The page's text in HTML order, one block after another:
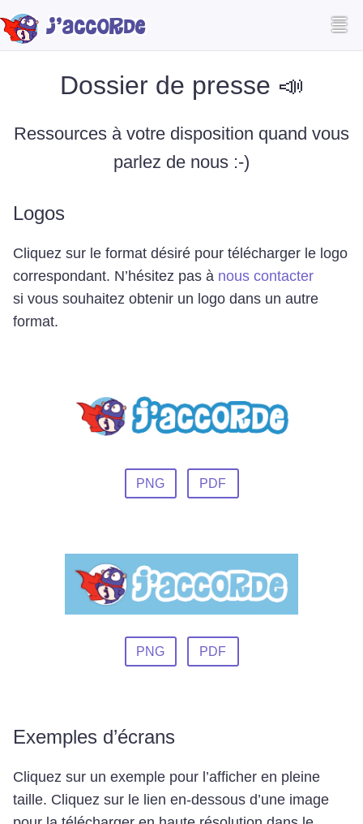
☰
J’accorde
Dossier de presse 📣
Ressources à votre disposition quand vous
parlez de nous :-)
Logos
Cliquez sur le format désiré pour télécharger le logo
correspondant. N’hésitez pas à nous contacter
si vous souhaitez obtenir un logo dans un autre
format.
PNG PDF
PNG PDF
Exemples d’écrans
Cliquez sur un exemple pour l’afficher en pleine
taille. Cliquez sur le lien en-dessous d’une image